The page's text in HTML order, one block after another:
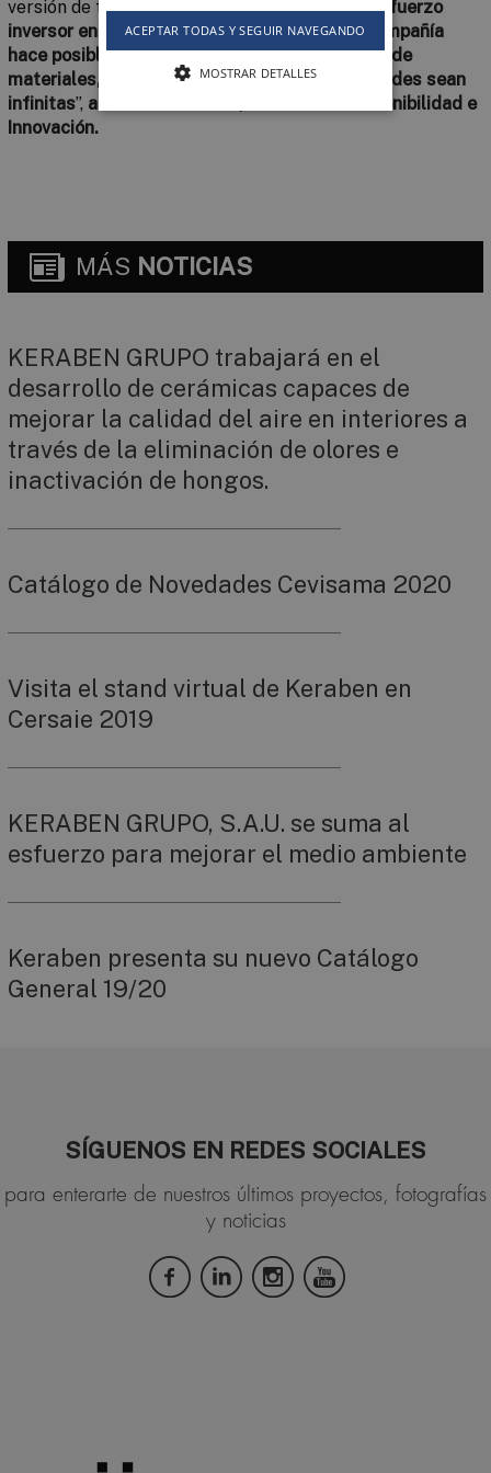
versión de todas sus marcas: “El importante esfuerzo
inversor en investigación y desarrollo de la compañía
hace posible que las colecciones presentadas de
materiales, acabados, formatos y funcionalidades sean
infinitas”, afirma Luis Guaita, director de Sostenibilidad e
Innovación.
MÁS NOTICIAS
KERABEN GRUPO trabajará en el
desarrollo de cerámicas capaces de
mejorar la calidad del aire en interiores a
través de la eliminación de olores e
inactivación de hongos.
Catálogo de Novedades Cevisama 2020
Visita el stand virtual de Keraben en
Cersaie 2019
KERABEN GRUPO, S.A.U. se suma al
esfuerzo para mejorar el medio ambiente
Keraben presenta su nuevo Catálogo
General 19/20
SÍGUENOS EN REDES SOCIALES
para enterarte de nuestros últimos proyectos, fotografías
y noticias
ACEPTAR TODAS Y SEGUIR NAVEGANDO
MOSTRAR DETALLES